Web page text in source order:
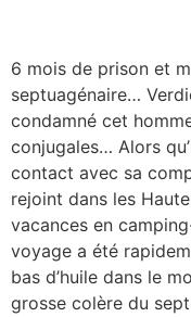
6 mois de prison et
septuagénaire…
condamné cet
conjugales… Alors
contact avec sa
rejoint dans les
vacances en
voyage a été
bas d’huile dans le
grosse colère du